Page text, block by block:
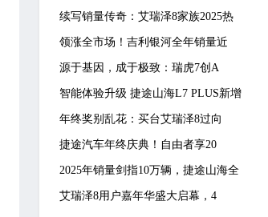
续写销量传奇：艾瑞泽8家族2025热
领涨全市场！吉利银河全年销量近
源于基因，成于极致：瑞虎7创A
智能体验升级 捷途山海L7 PLUS新增
年终奖别乱花：买台艾瑞泽8过向
捷途汽车年终庆典！自由者享20
2025年销量剑指10万辆，捷途山海全
艾瑞泽8用户嘉年华盛大启幕，4